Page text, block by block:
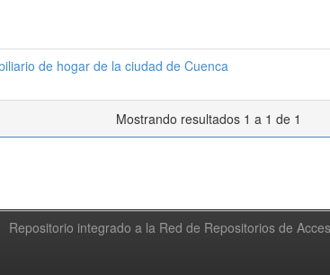
de hogar de la ciudad de Cuenca
Mostrando resultados 1 a 1 de 1
Repositorio integrado a la Red de Repositorios de